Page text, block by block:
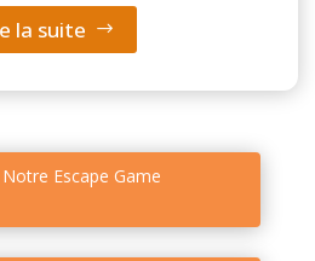
la suite
Escape Game